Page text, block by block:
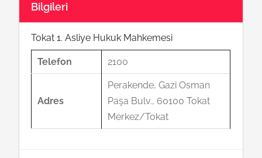
Bilgileri
Tokat 1. Asliye Hukuk Mahkemesi
Telefon 2100
Adres
Perakende, Gazi Osman
Paşa Bulv., 60100 Tokat
Merkez/Tokat